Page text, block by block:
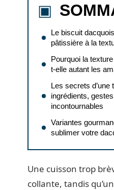
Le biscuit
pâtissière à la
Pourquoi la
t-elle autant les
Les secrets d’une
ingrédients,
incontournables
Variantes
sublimer votre
Une cuisson trop
collante, tandis